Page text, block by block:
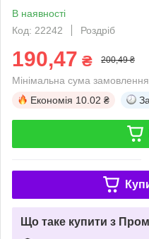
В наявності
Код: 22242
Роздріб
190,47 ₴ 200,49 ₴
Мінімальна сума
Економія 10.02 ₴
Що таке купити з